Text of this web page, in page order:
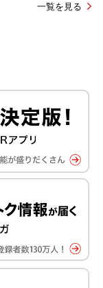
一覧を見る